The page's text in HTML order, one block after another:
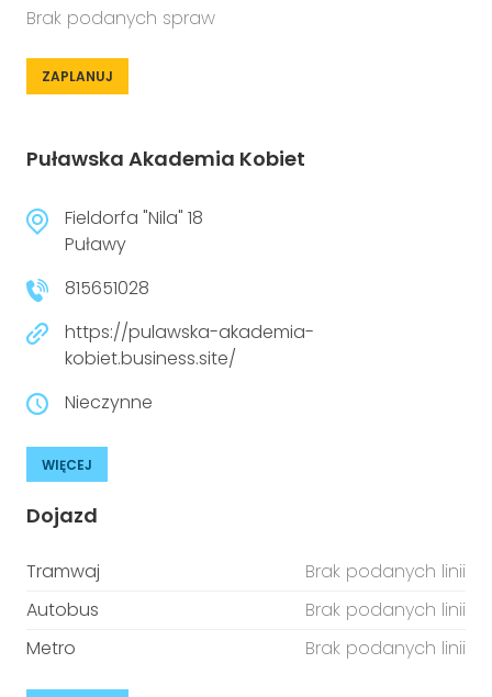
Brak podanych spraw
ZAPLANUJ
Puławska Akademia Kobiet
Fieldorfa "Nila" 18
Puławy
815651028
https://pulawska-akademia-
kobiet.business.site/
Nieczynne
WIĘCEJ
Dojazd
Tramwaj
Brak podanych linii
Autobus
Brak podanych linii
Metro
Brak podanych linii